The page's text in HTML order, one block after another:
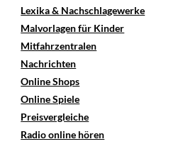
Lexika & Nachschlagewerke
Malvorlagen für Kinder
Mitfahrzentralen
Nachrichten
Online Shops
Online Spiele
Preisvergleiche
Radio online hören